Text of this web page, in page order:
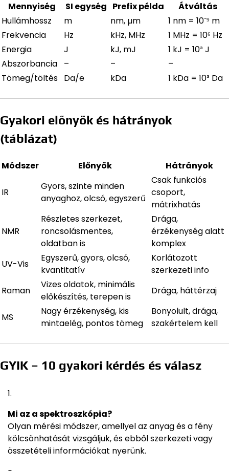
Mennyiség SI egység Prefix példa
Átváltás
Hullámhossz
m nm, µm
1 nm = 10⁻⁹ m
Frekvencia
Hz kHz, MHz
1 MHz = 10⁶ Hz
Energia
J kJ, mJ
1 kJ = 10³ J
Abszorbancia
– –
–
Tömeg/töltés Da/e kDa 1 kDa = 10³ Da
Gyakori előnyök és hátrányok
(táblázat)
Módszer Előnyök Hátrányok
IR
Gyors, szinte minden
anyaghoz, olcsó, egyszerű
Csak funkciós
csoport,
mátrixhatás
NMR
Részletes szerkezet,
roncsolásmentes,
oldatban is
Drága,
érzékenység alatt
komplex
UV-Vis
Egyszerű, gyors, olcsó,
kvantitatív
Korlátozott
szerkezeti info
Raman
Vizes oldatok, minimális
előkészítés, terepen is
Drága, háttérzaj
MS
Nagy érzékenység, kis
mintaelég, pontos tömeg
Bonyolult, drága,
szakértelem kell
GYIK – 10 gyakori kérdés és válasz
Mi az a spektroszkópia?
Olyan mérési módszer, amellyel az anyag és a fény
kölcsönhatását vizsgáljuk, és ebből szerkezeti vagy
összetételi információkat nyerünk.